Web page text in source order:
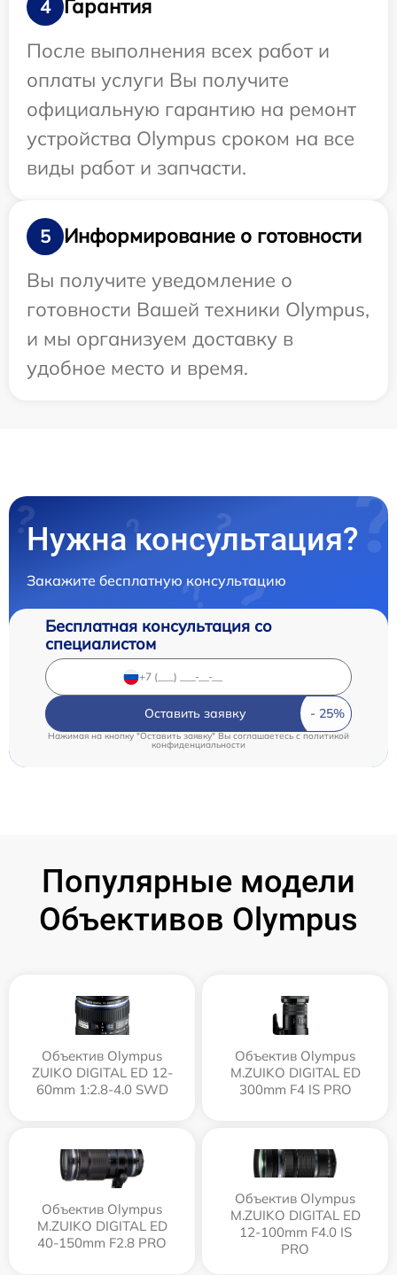
4
Гарантия
После выполнения всех работ и
оплаты услуги Вы получите
официальную гарантию на ремонт
устройства Olympus сроком на все
виды работ и запчасти.
5
Информирование о готовности
Вы получите уведомление о
готовности Вашей техники Olympus,
и мы организуем доставку в
удобное место и время.
Нужна консультация?
Закажите бесплатную консультацию
Бесплатная консультация со
специалистом
Оставить заявку
Нажимая на кнопку "Оставить заявку" Вы соглашаетесь cполитикой
конфиденциальности
Популярные модели
Объективов Olympus
Объектив Olympus
ZUIKO DIGITAL ED 12-
60mm 1:2.8-4.0 SWD
Объектив Olympus
M.ZUIKO DIGITAL ED
300mm F4 IS PRO
Объектив Olympus
M.ZUIKO DIGITAL ED
40-150mm F2.8 PRO
Объектив Olympus
M.ZUIKO DIGITAL ED
12‑100mm F4.0 IS
PRO